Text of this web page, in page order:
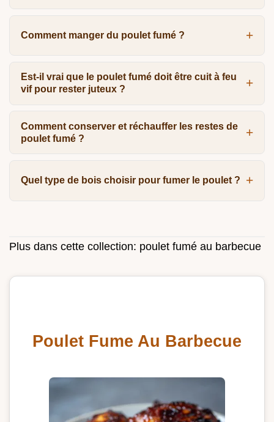
Comment manger du poulet fumé ?
Est-il vrai que le poulet fumé doit être cuit à feu
vif pour rester juteux ?
Comment conserver et réchauffer les restes de
poulet fumé ?
Quel type de bois choisir pour fumer le poulet ?
Plus dans cette collection: poulet fumé au barbecue
Poulet Fume Au Barbecue